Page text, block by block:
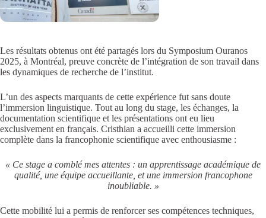
Les résultats obtenus ont été partagés lors du Symposium Ouranos
2025, à Montréal, preuve concrète de l’intégration de son travail dans
les dynamiques de recherche de l’institut.
L’un des aspects marquants de cette expérience fut sans doute
l’immersion linguistique. Tout au long du stage, les échanges, la
documentation scientifique et les présentations ont eu lieu
exclusivement en français. Cristhian a accueilli cette immersion
complète dans la francophonie scientifique avec enthousiasme :
« Ce stage a comblé mes attentes : un apprentissage académique de
qualité, une équipe accueillante, et une immersion francophone
inoubliable. »
Cette mobilité lui a permis de renforcer ses compétences techniques,